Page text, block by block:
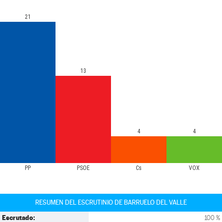
PP PSOE Cs VOX
21
13
4 4
RESUMEN DEL ESCRUTINIO DE BARRUELO DEL VALLE
Escrutado: 100 %